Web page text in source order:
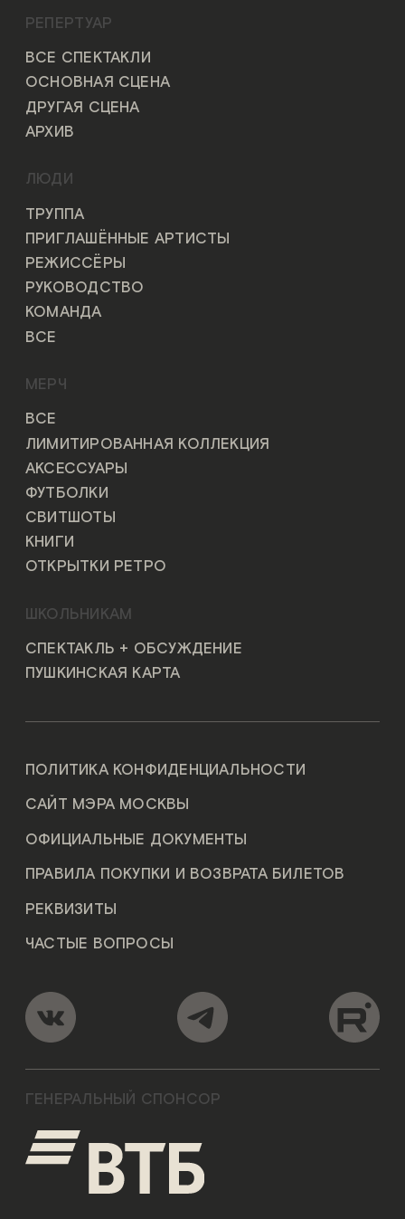
РЕПЕРТУАР
ВСЕ СПЕКТАКЛИ
ОСНОВНАЯ СЦЕНА
ДРУГАЯ СЦЕНА
АРХИВ
ЛЮДИ
ТРУППА
ПРИГЛАШЁННЫЕ АРТИСТЫ
РЕЖИССЁРЫ
РУКОВОДСТВО
КОМАНДА
ВСЕ
МЕРЧ
ВСЕ
ЛИМИТИРОВАННАЯ КОЛЛЕКЦИЯ
АКСЕССУАРЫ
ФУТБОЛКИ
СВИТШОТЫ
КНИГИ
ОТКРЫТКИ РЕТРО
ШКОЛЬНИКАМ
СПЕКТАКЛЬ + ОБСУЖДЕНИЕ
ПУШКИНСКАЯ КАРТА
ГЕНЕРАЛЬНЫЙ СПОНСОР
ПОЛИТИКА КОНФИДЕНЦИАЛЬНОСТИ
САЙТ МЭРА МОСКВЫ
ОФИЦИАЛЬНЫЕ ДОКУМЕНТЫ
ПРАВИЛА ПОКУПКИ И ВОЗВРАТА БИЛЕТОВ
РЕКВИЗИТЫ
ЧАСТЫЕ ВОПРОСЫ